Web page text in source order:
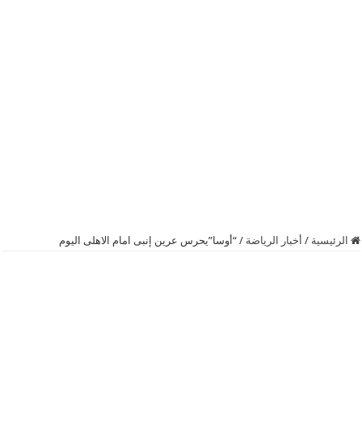
الرئيسية / أخبار الرياضة / “أوسا”يحرس عرين إنبى امام الاهلى اليوم